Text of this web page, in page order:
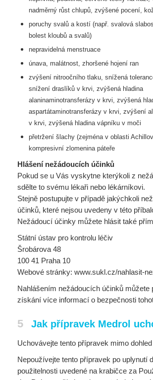
nadměrný růst chlupů, zvýšené pocení,
poruchy svalů a kostí (např. svalová
bolest kloubů a svalů)
nepravidelná menstruace
únava, malátnost, zhoršené hojení ran
zvýšení nitroočního tlaku, snížená
snížení draslíků v krvi, zvýšená hladina
alaninaminotransferázy v krvi, zvýšená
aspartátaminotransferázy v krvi, zvýšení
v krvi, zvýšená hladina vápníku v moči
přetržení šlachy (zejména v oblasti
kompresivní zlomenina páteře
Hlášení nežádoucích účinků
Pokud se u Vás vyskytne kterýkoli z
sdělte to svému lékaři nebo lékárníkovi.
Stejně postupujte v případě jakýchkoli
účinků, které nejsou uvedeny v této
Nežádoucí účinky můžete hlásit také
Státní ústav pro kontrolu léčiv
Šrobárova 48
100 41 Praha 10
Webové stránky: www.sukl.cz/nahlasit-
Nahlášením nežádoucích účinků můžete
získání více informací o bezpečnosti
5 Jak přípravek Medrol
Uchovávejte tento přípravek mimo
Nepoužívejte tento přípravek po uplynutí
použitelnosti uvedené na krabičce za